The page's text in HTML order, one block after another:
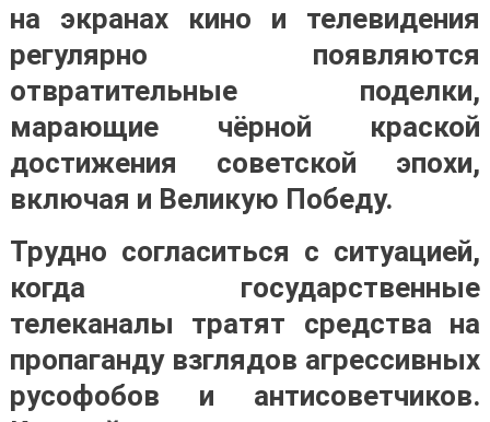
на экранах кино и телевидения
регулярно появляются
отвратительные поделки,
марающие чёрной краской
достижения советской эпохи,
включая и Великую Победу.
Трудно согласиться с ситуацией,
когда государственные
телеканалы тратят средства на
пропаганду взглядов агрессивных
русофобов и антисоветчиков.